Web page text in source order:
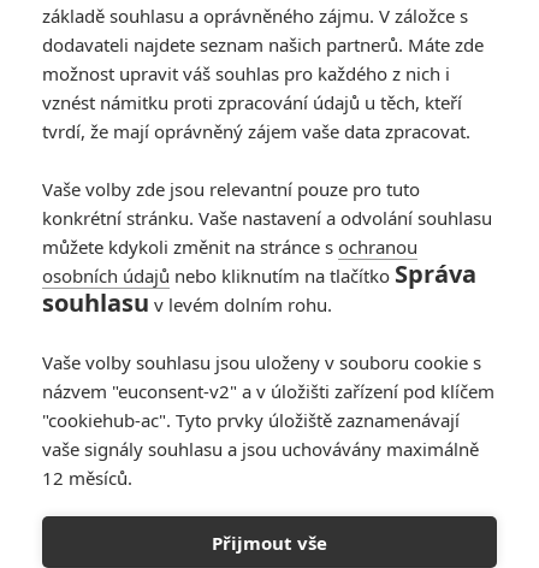
33 životů
Originální název:The 33
Český název: 33 životů
Premiéra:24.10.2015
Česká premiéra:
Žánr: Drama,Historický
Chile
základě souhlasu a oprávněného zájmu. V záložce s
dodavateli najdete seznam našich partnerů. Máte zde
možnost upravit váš souhlas pro každého z nich i
vznést námitku proti zpracování údajů u těch, kteří
tvrdí, že mají oprávněný zájem vaše data zpracovat.
Vaše volby zde jsou relevantní pouze pro tuto
konkrétní stránku. Vaše nastavení a odvolání souhlasu
můžete kdykoli změnit na stránce s ochranou
osobních údajů nebo kliknutím na tlačítko Správa
souhlasu v levém dolním rohu.
Vaše volby souhlasu jsou uloženy v souboru cookie s
názvem "euconsent-v2" a v úložišti zařízení pod klíčem
"cookiehub-ac". Tyto prvky úložiště zaznamenávají
vaše signály souhlasu a jsou uchovávány maximálně
12 měsíců.
Přijmout vše